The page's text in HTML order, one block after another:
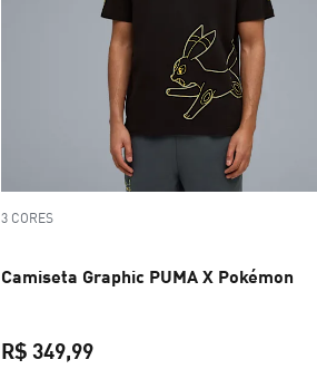
3 CORES
Camiseta Graphic PUMA X Pokémon
R$ 349,99